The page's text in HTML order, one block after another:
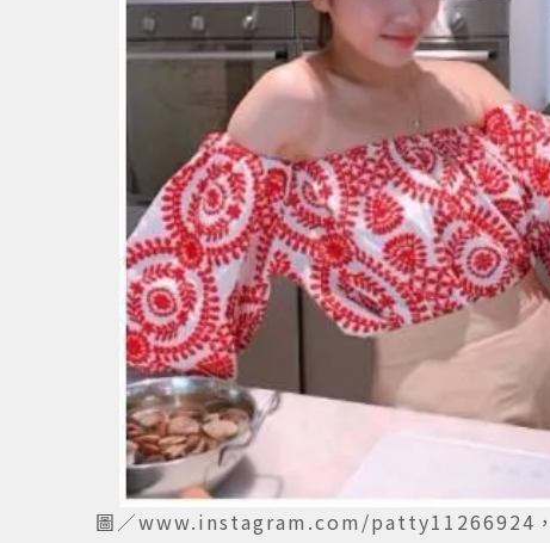
圖／www.instagram.com/patty11266924